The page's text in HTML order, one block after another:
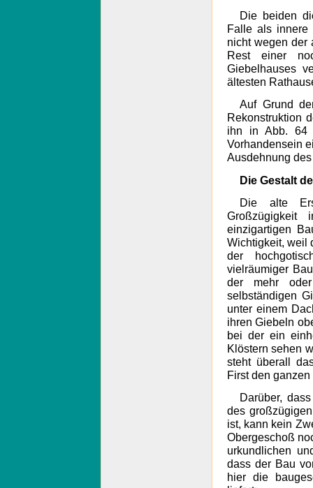
Die beiden
Falle als innere
nicht wegen der
Rest einer
Giebelhauses
ältesten
Auf Grund
Rekonstruktion
ihn in Abb. 64
Vorhandensein
Ausdehnung
Die Gestalt
Die alte
Großzügigkeit
einzigartigen
Wichtigkeit, weil
der
vielräumiger
der mehr oder
selbständigen
unter einem
ihren Giebeln
bei der ein
Klöstern sehen
steht überall
First den
Darüber,
des
ist, kann kein
Obergeschoß
urkundlichen
dass der Bau
hier die